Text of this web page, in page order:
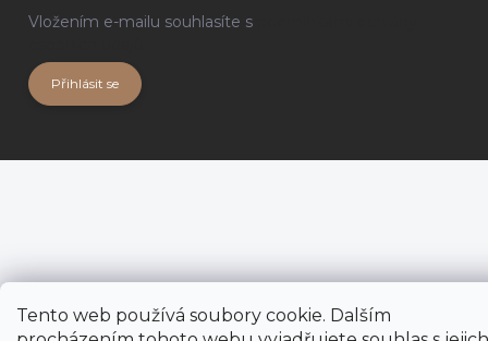
Tento web používá soubory cookie. Dalším
Vložením e-mailu souhlasíte s
Přihlásit se